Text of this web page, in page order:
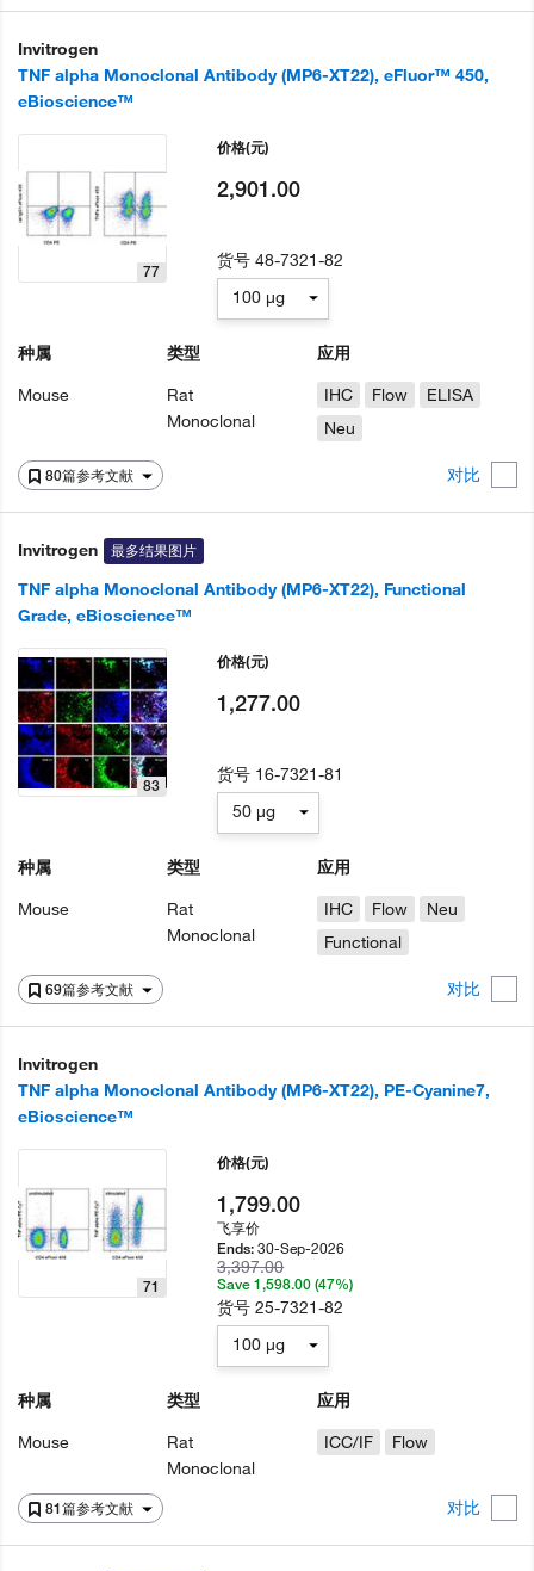
Invitrogen
TNF alpha Monoclonal Antibody (MP6-XT22), eFluor™ 450,
eBioscience™
80篇参考文献 对比
77
种属
Mouse
类型
Rat
Monoclonal
应用
IHC
Flow
ELISA
Neu
价格(元)
2,901.00
货号48-7321-82
100 µg
Invitrogen 最多结果图片
TNF alpha Monoclonal Antibody (MP6-XT22), Functional
Grade, eBioscience™
69篇参考文献 对比
83
种属
Mouse
类型
Rat
Monoclonal
应用
IHC
Flow
Neu
Functional
价格(元)
1,277.00
货号 16-7321-81
50 µg
Invitrogen
TNF alpha Monoclonal Antibody (MP6-XT22), PE-Cyanine7,
eBioscience™
81篇参考文献 对比
71
种属
Mouse
类型
Rat
Monoclonal
应用
ICC/IF
Flow
价格(元)
1,799.00
飞享价
Ends:30-Sep-2026
3,397.00
Save 1,598.00 (47%)
货号25-7321-82
100 µg